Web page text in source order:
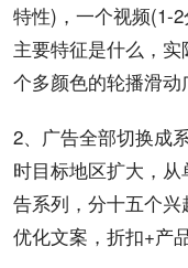
特性)，一个视频(1-
主要特征是什么，
个多颜色的轮播滑动
2、广告全部切换成
时目标地区扩大，
告系列，分十五个
优化文案，折扣+产